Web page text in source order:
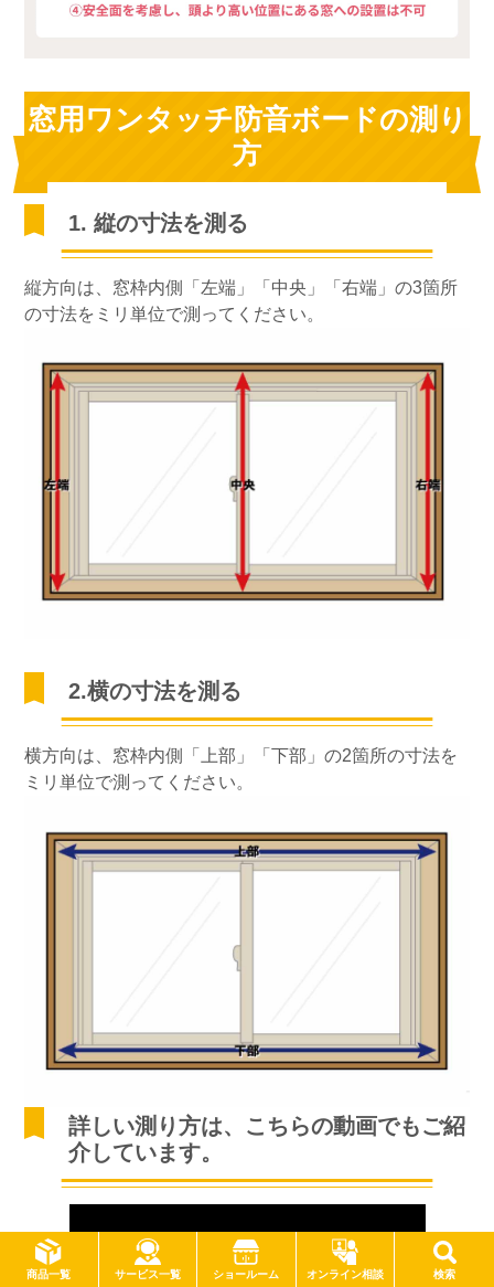
商品一覧 サービス一覧 ショールーム オンライン相談 検索
窓用ワンタッチ防音ボードの測り
方
1. 縦の寸法を測る
縦方向は、窓枠内側「左端」「中央」「右端」の3箇所
の寸法をミリ単位で測ってください。
2.横の寸法を測る
横方向は、窓枠内側「上部」「下部」の2箇所の寸法を
ミリ単位で測ってください。
詳しい測り方は、こちらの動画でもご紹
介しています。